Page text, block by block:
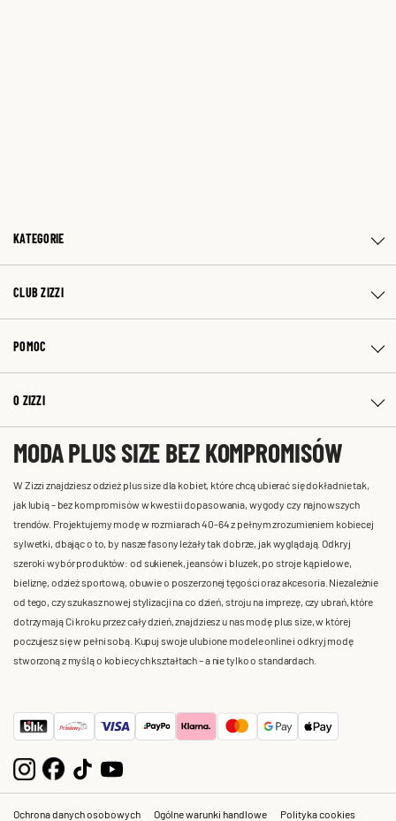
KATEGORIE
CLUB ZIZZI
POMOC
O ZIZZI
MODA PLUS SIZE BEZ KOMPROMISÓW
W Zizzi znajdziesz odzież plus size dla kobiet, które chcą ubierać się dokładnie tak,
jak lubią – bez kompromisów w kwestii dopasowania, wygody czy najnowszych
trendów. Projektujemy modę w rozmiarach 40-64 z pełnym zrozumieniem kobiecej
sylwetki, dbając o to, by nasze fasony leżały tak dobrze, jak wyglądają. Odkryj
szeroki wybór produktów: od sukienek, jeansów i bluzek, po stroje kąpielowe,
bieliznę, odzież sportową, obuwie o poszerzonej tęgości oraz akcesoria. Niezależnie
od tego, czy szukasz nowej stylizacji na co dzień, stroju na imprezę, czy ubrań, które
dotrzymają Ci kroku przez cały dzień, znajdziesz u nas modę plus size, w której
poczujesz się w pełni sobą. Kupuj swoje ulubione modele online i odkryj modę
stworzoną z myślą o kobiecych kształtach – a nie tylko o standardach.
Ochrona danych osobowych Ogólne warunki handlowe Polityka cookies